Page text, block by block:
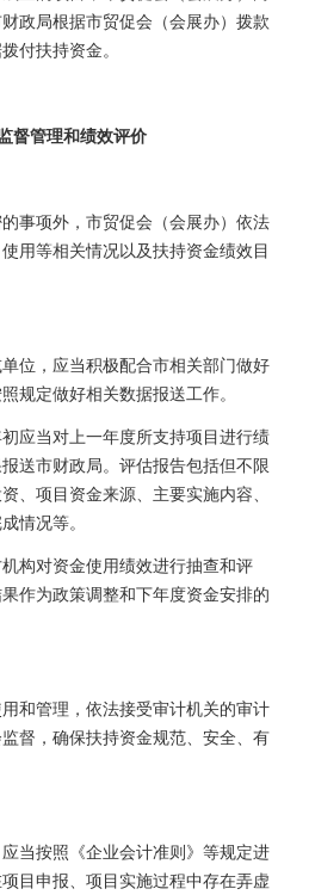
政局根据市贸促会（会展办）拨款
付扶持资金。
督管理和绩效评价
事项外，市贸促会（会展办）依法
用等相关情况以及扶持资金绩效目
位，应当积极配合市相关部门做好
规定做好相关数据报送工作。
应当对上一年度所支持项目进行绩
送市财政局。评估报告包括但不限
、项目资金来源、主要实施内容、
情况等。
构对资金使用绩效进行抽查和评
作为政策调整和下年度资金安排的
和管理，依法接受审计机关的审计
督，确保扶持资金规范、安全、有
当按照《企业会计准则》等规定进
目申报、项目实施过程中存在弄虚